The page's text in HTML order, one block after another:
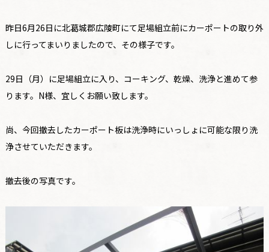
昨日6月26日に北葛城郡広陵町にて足場組立前にカーポートの取り外
しに行ってまいりましたので、その様子です。
29日（月）に足場組立に入り、コーキング、乾燥、洗浄と進めて参
ります。N様、宜しくお願い致します。
尚、今回撤去したカーポート板は洗浄時にいっしょに可能な限り洗
浄させていただきます。
撤去後の写真です。